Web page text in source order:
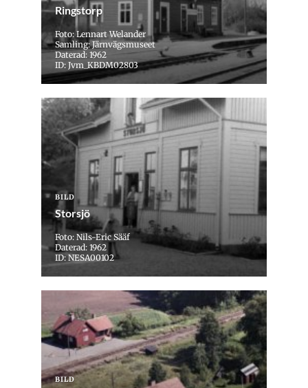
Ringstorp
Foto: Lennart Welander
Samling: Järnvägsmuseet
Daterad: 1962
ID: Jvm_KBDM02803
BILD
Storsjö
Foto: Nils-Eric Sääf
Daterad: 1962
ID: NESA00102
BILD